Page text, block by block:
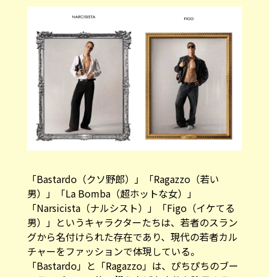
男）」「La Bomba（超ホットな女）」
「Narsicista（ナルシスト）」「Figo（イケてる
男）」というキャラクターたちは、若者のスラン
グから名付けられた存在であり、現代の若者カル
チャーをファッションで体現している。
「Bastardo」と「Ragazzo」は、ぴちぴちのブー
メランパンツ一枚で鍛え上げた肉体を誇示する。